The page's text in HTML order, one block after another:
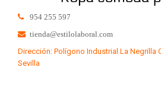
954 255 597
tienda@estilolaboral.com
Dirección: Polígono Industrial La Negrilla
Sevilla